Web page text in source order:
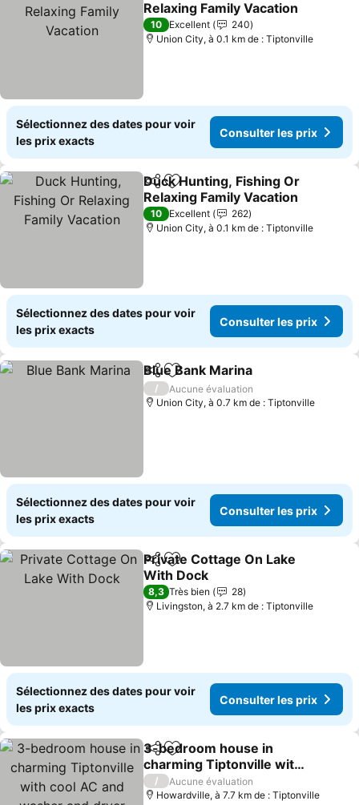
Relaxing Family Vacation
10 Excellent
240
Union City, à 0.1 km de : Tiptonville
Sélectionnez des dates pour voir
les prix exacts
Consulter les prix
PartagerAjouter à mes favoris
Duck Hunting, Fishing Or
Relaxing Family Vacation
10 Excellent
262
Union City, à 0.1 km de : Tiptonville
Sélectionnez des dates pour voir
les prix exacts
Consulter les prix
PartagerAjouter à mes favoris
Blue Bank Marina
/
Aucune évaluation
Union City, à 0.7 km de : Tiptonville
Sélectionnez des dates pour voir
les prix exacts
Consulter les prix
PartagerAjouter à mes favoris
Private Cottage On Lake
With Dock
8,3 Très bien
28
Livingston, à 2.7 km de : Tiptonville
Sélectionnez des dates pour voir
les prix exacts
Consulter les prix
PartagerAjouter à mes favoris
3-bedroom house in
charming Tiptonville with
cool AC and washer and
dryer
/
Aucune évaluation
Howardville, à 7.7 km de : Tiptonville